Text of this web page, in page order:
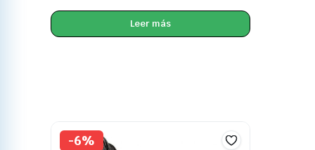
Leer más
-6%